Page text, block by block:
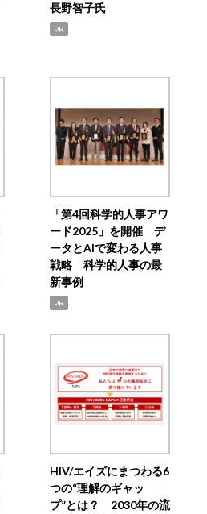
長野智子氏
PR
「第4回科学的人事アワ
ード2025」を開催 デ
ータとAIで変わる人事
戦略 科学的人事の最
新事例
PR
HIV/エイズにまつわる6
つの“理解のギャッ
プ”とは？ 2030年の流